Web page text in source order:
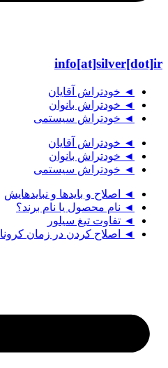
info[at]silver[dot]ir
◄ خودتراش آقایان
◄ خودتراش بانوان
◄ خودتراش سیستمی
◄ خودتراش آقایان
◄ خودتراش بانوان
◄ خودتراش سیستمی
◄ اصلاح و بایدها و نبایدهایش
◄ نام محصول یا نام برند؟
◄ تفاوت تیغ سیلور
◄ اصلاح کردن در زمان کرونا